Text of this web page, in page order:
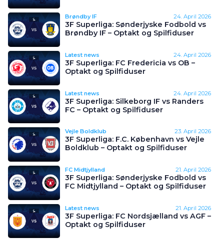
Brøndby IF 24. April 2026
3F Superliga: Sønderjyske Fodbold vs
Brøndby IF – Optakt og Spilfiduser
Latest news 24. April 2026
3F Superliga: FC Fredericia vs OB –
Optakt og Spilfiduser
Latest news 24. April 2026
3F Superliga: Silkeborg IF vs Randers
FC – Optakt og Spilfiduser
Vejle Boldklub 23. April 2026
3F Superliga: F.C. København vs Vejle
Boldklub – Optakt og Spilfiduser
FC Midtjylland 21. April 2026
3F Superliga: Sønderjyske Fodbold vs
FC Midtjylland – Optakt og Spilfiduser
Latest news 21. April 2026
3F Superliga: FC Nordsjælland vs AGF –
Optakt og Spilfiduser